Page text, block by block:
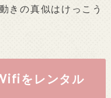
きの真似はけっこう
をレンタル